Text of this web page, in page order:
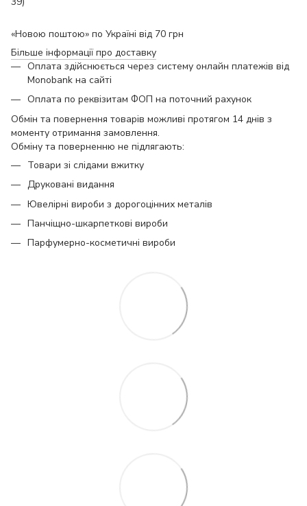
«Новою поштою» по Україні від 70 грн
Більше інформації про доставку
Оплата здійснюється через систему онлайн платежів від
Monobank на сайті
Оплата по реквізитам ФОП на поточний рахунок
Обмін та повернення товарів можливі протягом 14 днів з
моменту отримання замовлення.
Обміну та поверненню не підлягають:
Товари зі слідами вжитку
Друковані видання
Ювелірні вироби з дорогоцінних металів
Панчіщно-шкарпеткові вироби
Парфумерно-косметичні вироби